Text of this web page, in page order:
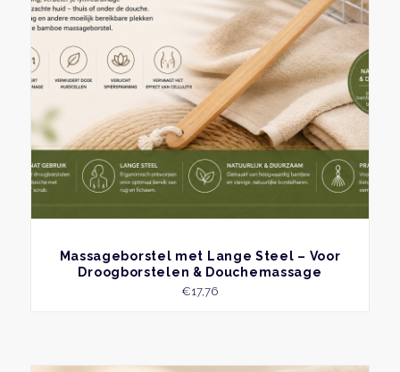
BEKIJK
Massageborstel met Lange Steel – Voor
Droogborstelen & Douchemassage
€17,76